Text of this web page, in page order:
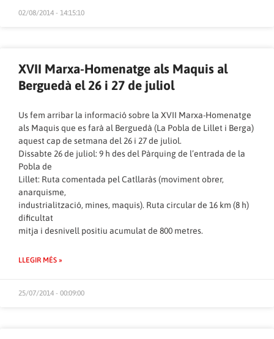
02/08/2014 - 14:15:10
XVII Marxa-Homenatge als Maquis al
Berguedà el 26 i 27 de juliol
Us fem arribar la informació sobre la XVII Marxa-Homenatge
als Maquis que es farà al Berguedà (La Pobla de Lillet i Berga)
aquest cap de setmana del 26 i 27 de juliol.
Dissabte 26 de juliol: 9 h des del Pàrquing de l’entrada de la
Pobla de
Lillet: Ruta comentada pel Catllaràs (moviment obrer,
anarquisme,
industrialització, mines, maquis). Ruta circular de 16 km (8 h)
dificultat
mitja i desnivell positiu acumulat de 800 metres.
LLEGIR MÉS »
25/07/2014 - 00:09:00